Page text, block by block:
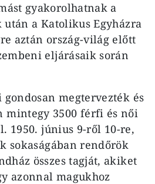
gyakorolhatnak a
a Katolikus Egyházra
aztán ország-világ előtt
eljárásaik során
megtervezték és
mintegy 3500 férfi és női
1950. június 9-ről 10-re,
sokaságában rendőrök
összes tagját, akiket
azonnal magukhoz